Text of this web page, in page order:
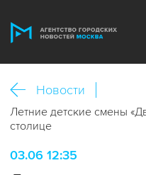
Новости
Летние детские смены
столице
03.06 12:35